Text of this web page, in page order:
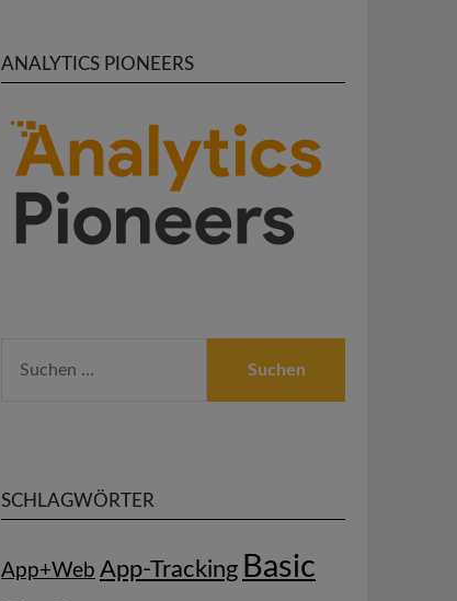
ANALYTICS PIONEERS
NACH:
SCHLAGWÖRTER
App+Web App-Tracking Basic